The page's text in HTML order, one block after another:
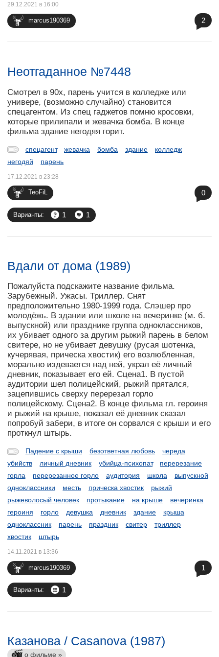
marcus190369
29.12.2021 в 16:00
2
Неотгаданное №7448
Смотрел в 90х, парень учится в колледже или
универе, (возможно случайно) становится
спецагентом. Из спец гаджетов помню кросовки,
которые прилипали и жевачка бомба. В конце
фильма здание негодяя горит.
спецагент жевачка бомба здание
колледж
негодяй
парень
TeoFiL
17.12.2021 в 23:28
Варианты: 1 1
0
Вдали от дома (1989)
Пожалуйста подскажите название фильма.
Зарубежный. Ужасы. Триллер. Снят
предположительно 1980-1999 года. Слэшер про
молодёжь. В здании или школе на вечеринке (м. б.
выпускной) или празднике группа одноклассников,
их убивает одного за другим рыжий парень в белом
свитере, но не убивает девушку (русая шотенка,
кучерявая, прическа хвостик) его возлюбленная,
морально издевается над ней, украл её личный
дневник, показывает его ей. Сцена1. В пустой
аудитории шел полицейский, рыжий прятался,
зацепившись сверху перерезал горло
полицейскому. Сцена2. В конце фильма гл. героиня
и рыжий на крыше, показал её дневник сказал
попробуй забери, в итоге он сорвался с крыши и его
проткнул штырь.
Падение с крыши безответная любовь
череда
убийств
личный дневник убийца-психопат
перерезание
горла
перерезанное горло аудитория школа
выпускной
одноклассники
месть прическа хвостик
рыжий
рыжеволосый человек
протыкание на крыше
вечеринка
героиня
горло девушка дневник здание
крыша
одноклассник
парень праздник свитер
триллер
хвостик
штырь
marcus190369
14.11.2021 в 13:36
Варианты: 1
1
Казанова / Casanova (1987)
о фильме »